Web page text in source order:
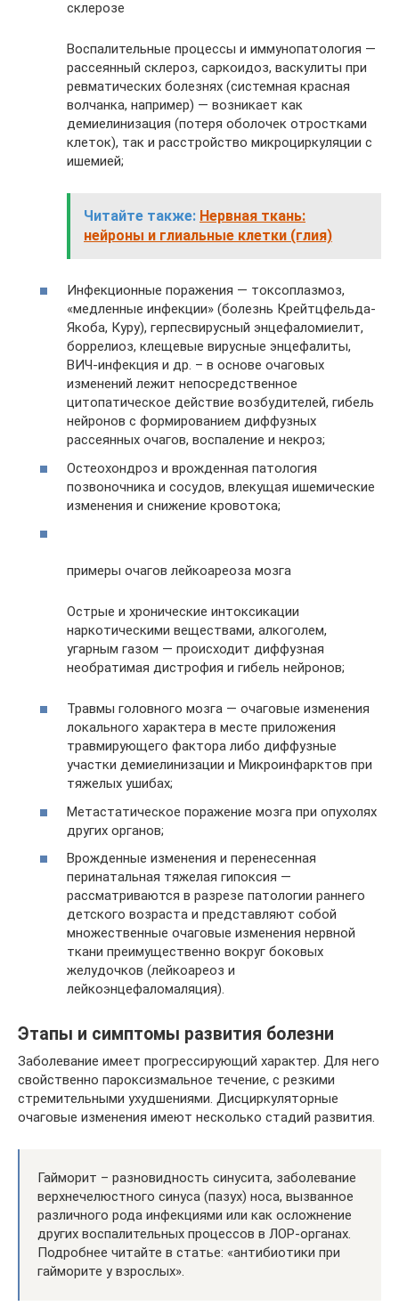
склерозе
Воспалительные процессы и иммунопатология —
рассеянный склероз, саркоидоз, васкулиты при
ревматических болезнях (системная красная
волчанка, например) — возникает как
демиелинизация (потеря оболочек отростками
клеток), так и расстройство микроциркуляции с
ишемией;
Читайте также: Нервная ткань:
нейроны и глиальные клетки (глия)
Инфекционные поражения — токсоплазмоз,
«медленные инфекции» (болезнь Крейтцфельда-
Якоба, Куру), герпесвирусный энцефаломиелит,
боррелиоз, клещевые вирусные энцефалиты,
ВИЧ-инфекция и др. – в основе очаговых
изменений лежит непосредственное
цитопатическое действие возбудителей, гибель
нейронов с формированием диффузных
рассеянных очагов, воспаление и некроз;
Остеохондроз и врожденная патология
позвоночника и сосудов, влекущая ишемические
изменения и снижение кровотока;
примеры очагов лейкоареоза мозга
Острые и хронические интоксикации
наркотическими веществами, алкоголем,
угарным газом — происходит диффузная
необратимая дистрофия и гибель нейронов;
Травмы головного мозга — очаговые изменения
локального характера в месте приложения
травмирующего фактора либо диффузные
участки демиелинизации и Микроинфарктов при
тяжелых ушибах;
Метастатическое поражение мозга при опухолях
других органов;
Врожденные изменения и перенесенная
перинатальная тяжелая гипоксия —
рассматриваются в разрезе патологии раннего
детского возраста и представляют собой
множественные очаговые изменения нервной
ткани преимущественно вокруг боковых
желудочков (лейкоареоз и
лейкоэнцефаломаляция).
Этапы и симптомы развития болезни
Заболевание имеет прогрессирующий характер. Для него
свойственно пароксизмальное течение, с резкими
стремительными ухудшениями. Дисциркуляторные
очаговые изменения имеют несколько стадий развития.
Гайморит – разновидность синусита, заболевание
верхнечелюстного синуса (пазух) носа, вызванное
различного рода инфекциями или как осложнение
других воспалительных процессов в ЛОР-органах.
Подробнее читайте в статье: «антибиотики при
гайморите у взрослых».